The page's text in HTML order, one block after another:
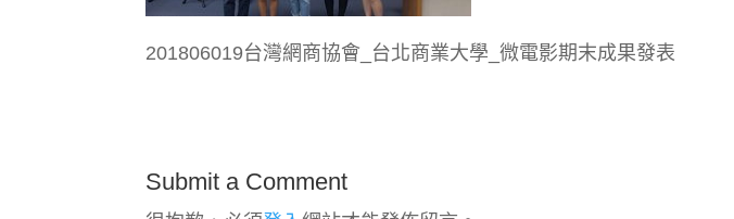
201806019台灣網商協會_台北商業大學_微電影期末成果發表
Submit a Comment